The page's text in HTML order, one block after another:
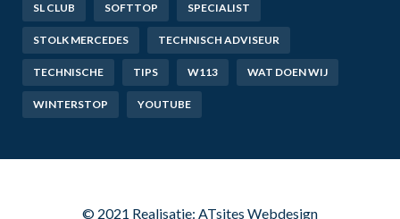
SL CLUB SOFTTOP SPECIALIST
STOLK MERCEDES TECHNISCH ADVISEUR
TECHNISCHE TIPS W113 WAT DOEN WIJ
WINTERSTOP YOUTUBE
© 2021 Realisatie: ATsites Webdesign